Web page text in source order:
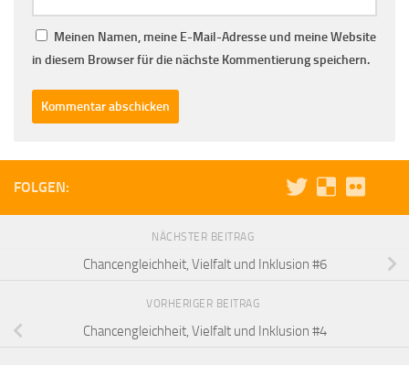
Meinen Namen, meine E-Mail-Adresse und meine Website
in diesem Browser für die nächste Kommentierung speichern.
FOLGEN:
NÄCHSTER BEITRAG
Chancengleichheit, Vielfalt und Inklusion #6
VORHERIGER BEITRAG
Chancengleichheit, Vielfalt und Inklusion #4